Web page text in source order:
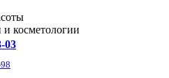
косметологии
03